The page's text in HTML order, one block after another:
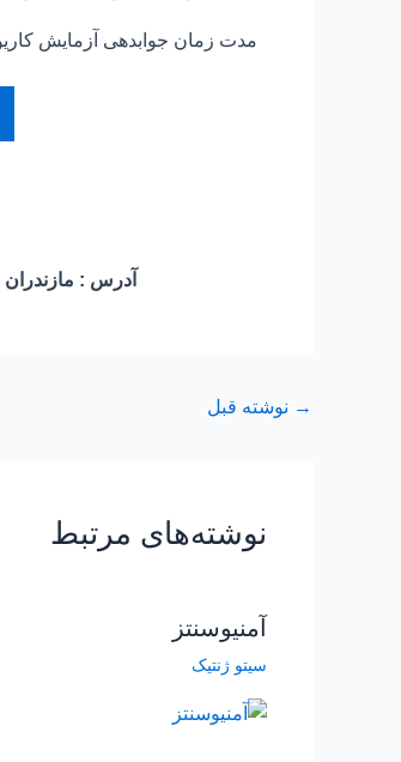
مدت زمان جوابدهی آزمایش
آدرس : مازندران
→ نوشته قبل
نوشته‌های مرتبط
آمنیوسنتز
سیتو ژنتیک